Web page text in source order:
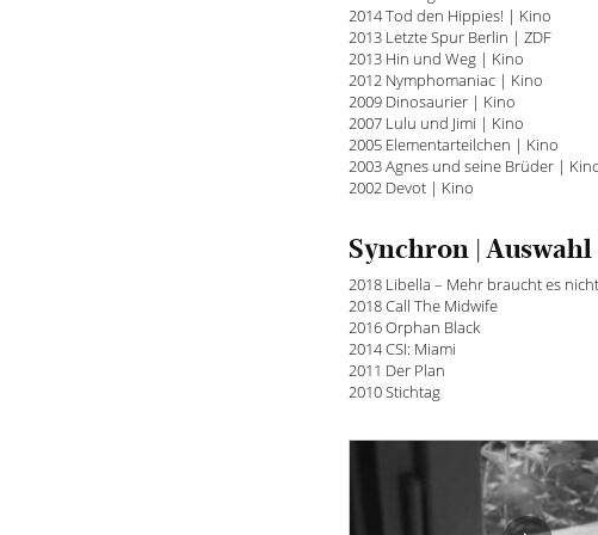
2014 Tod den Hippies! | Kino
2013 Letzte Spur Berlin | ZDF
2013 Hin und Weg | Kino
2012 Nymphomaniac | Kino
2009 Dinosaurier | Kino
2007 Lulu und Jimi | Kino
2005 Elementarteilchen | Kino
2003 Agnes und seine Brüder |
2002 Devot | Kino
Synchron | Auswahl
2018 Libella – Mehr braucht es nicht
2018 Call The Midwife
2016 Orphan Black
2014 CSI: Miami
2011 Der Plan
2010 Stichtag